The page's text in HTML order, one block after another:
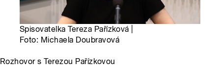
Spisovatelka Tereza Pařízková |
Foto: Michaela Doubravová
Rozhovor s Terezou Pařízkovou